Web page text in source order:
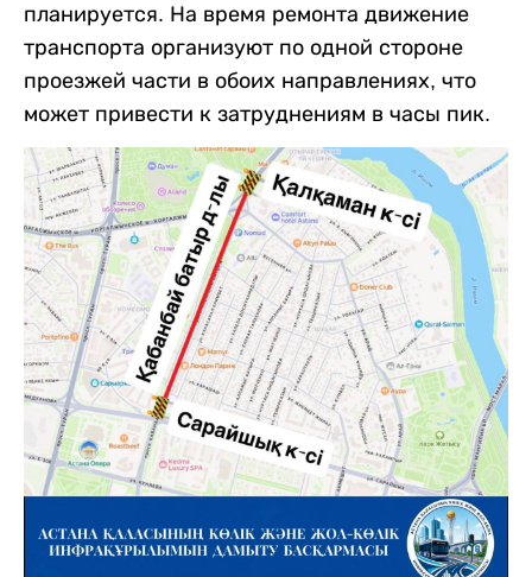
планируется. На время ремонта движение
транспорта организуют по одной стороне
проезжей части в обоих направлениях, что
может привести к затруднениям в часы пик.